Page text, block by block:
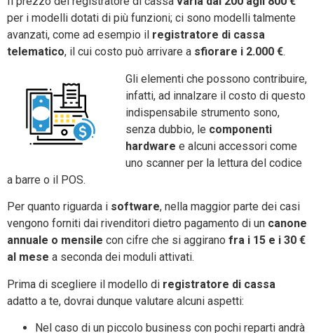
per i modelli dotati di più funzioni; ci sono modelli talmente
avanzati, come ad esempio il registratore di cassa
telematico, il cui costo può arrivare a sfiorare i 2.000 €.
Gli elementi che possono contribuire,
infatti, ad innalzare il costo di questo
indispensabile strumento sono,
senza dubbio, le componenti
hardware e alcuni accessori come
uno scanner per la lettura del codice
a barre o il POS.
Per quanto riguarda i software, nella maggior parte dei casi
vengono forniti dai rivenditori dietro pagamento di un canone
annuale o mensile con cifre che si aggirano fra i 15 e i 30 €
al mese a seconda dei moduli attivati.
Prima di scegliere il modello di registratore di cassa
adatto a te, dovrai dunque valutare alcuni aspetti:
Nel caso di un piccolo business con pochi reparti andrà